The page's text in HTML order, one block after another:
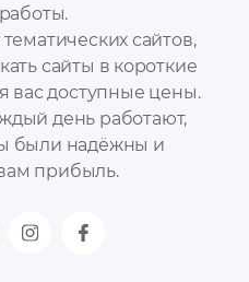
сайтов,
сайты в короткие
вас доступные цены.
день работают,
были надёжны и
прибыль.